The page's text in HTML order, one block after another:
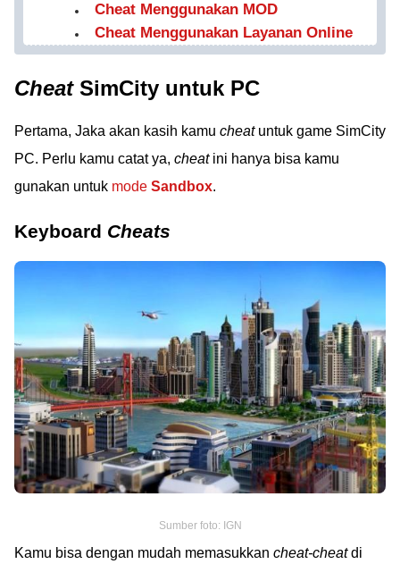
Cheat Menggunakan MOD
Cheat Menggunakan Layanan Online
CheatSimCity untuk PC
Pertama, Jaka akan kasih kamu cheatuntuk game SimCity
PC. Perlu kamu catat ya, cheatini hanya bisa kamu
gunakan untuk mode Sandbox.
Keyboard Cheats
Sumber foto: IGN
Kamu bisa dengan mudah memasukkan cheat-cheatdi